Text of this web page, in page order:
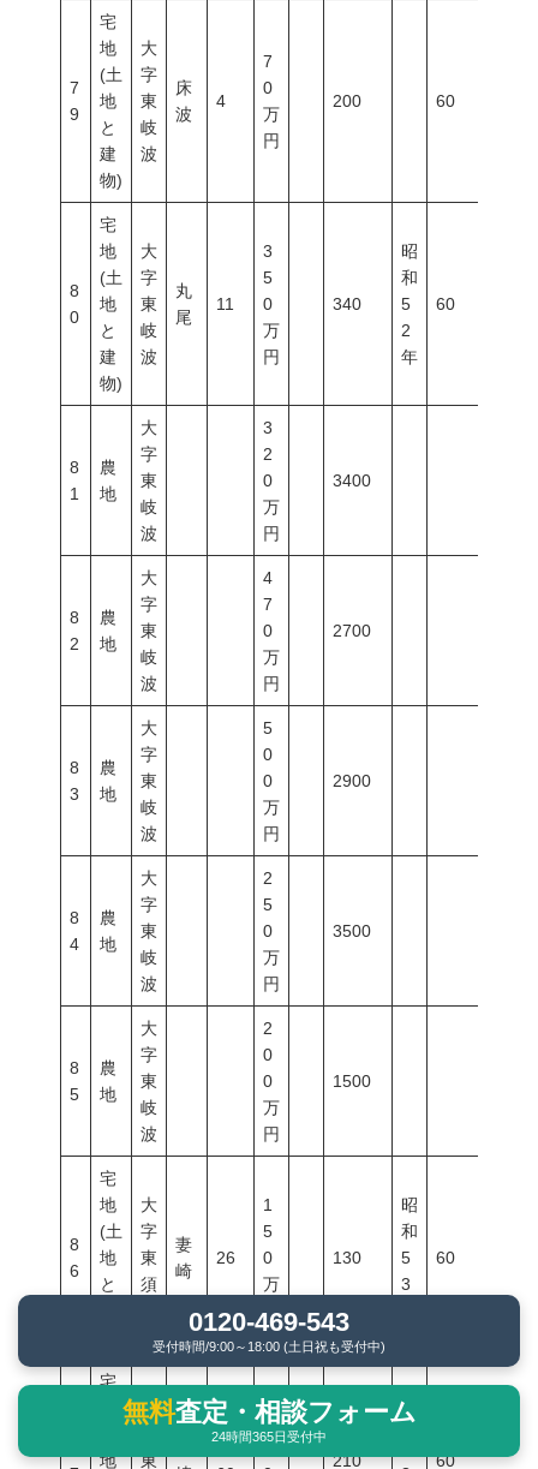
7
9
宅
地
(土
地
と
建
物)
大
字
東
岐
波
床
波
4
7
0
万
円
200 60
8
0
宅
地
(土
地
と
建
物)
大
字
東
岐
波
丸
尾
11
3
5
0
万
円
340
昭
和
5
2
年
60
8
1
農
地
大
字
東
岐
波
3
2
0
万
円
3400
8
2
農
地
大
字
東
岐
波
4
7
0
万
円
2700
8
3
農
地
大
字
東
岐
波
5
0
0
万
円
2900
8
4
農
地
大
字
東
岐
波
2
5
0
万
円
3500
8
5
農
地
大
字
東
岐
波
2
0
0
万
円
1500
8
6
宅
地
(土
地
と
大
字
東
須
妻
崎
26
1
5
0
万
円
130
昭
和
5
3
60
宅
地
大
東
30
分?
2
2
0
210
令
60 100
0120-469-543
受付時間/9:00～18:00 (土日祝も受付中)
無料査定・相談フォーム
24時間365日受付中